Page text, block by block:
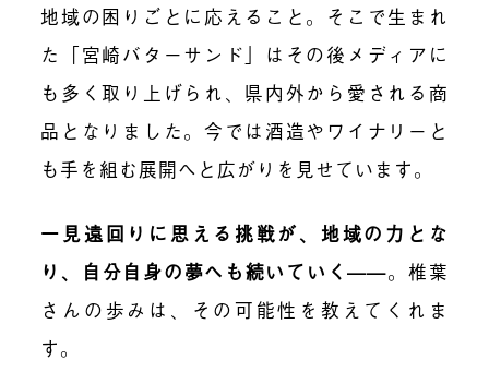
地域の困りごとに応えること。そこで生まれ
た「宮崎バターサンド」はその後メディアに
も多く取り上げられ、県内外から愛される商
品となりました。今では酒造やワイナリーと
も手を組む展開へと広がりを見せています。
一見遠回りに思える挑戦が、地域の力とな
り、自分自身の夢へも続いていく——。椎葉
さんの歩みは、その可能性を教えてくれま
す。